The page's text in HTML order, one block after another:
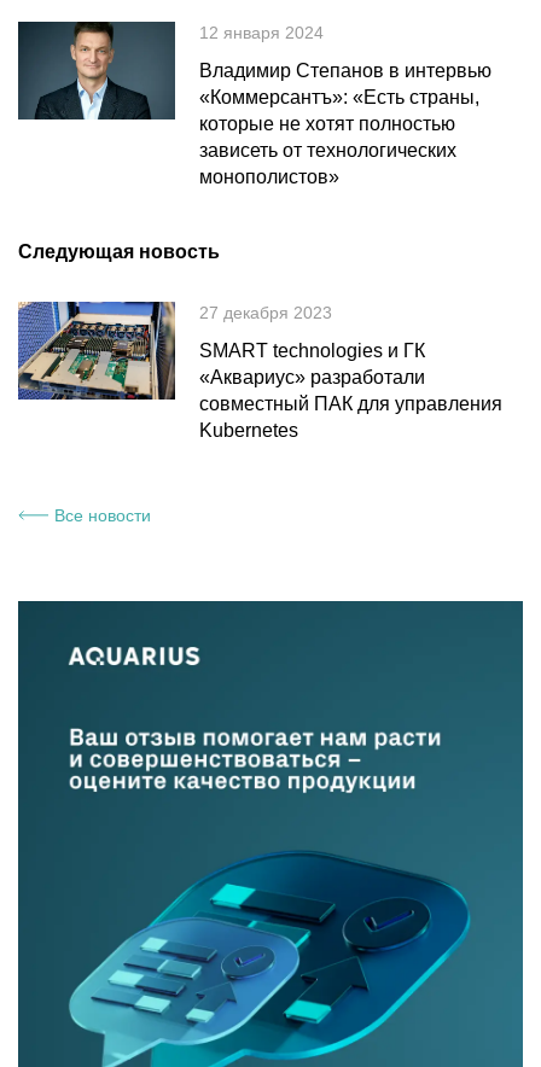
12 января 2024
Владимир Степанов в интервью
«Коммерсантъ»: «Есть страны,
которые не хотят полностью
зависеть от технологических
монополистов»
Следующая новость
27 декабря 2023
SMART technologies и ГК
«Аквариус» разработали
совместный ПАК для управления
Kubernetes
Все новости